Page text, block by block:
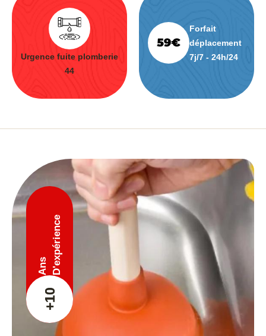
Urgence fuite plomberie
44
Forfait
déplacement
7j/7 - 24h/24
+10
Ans D'expérience